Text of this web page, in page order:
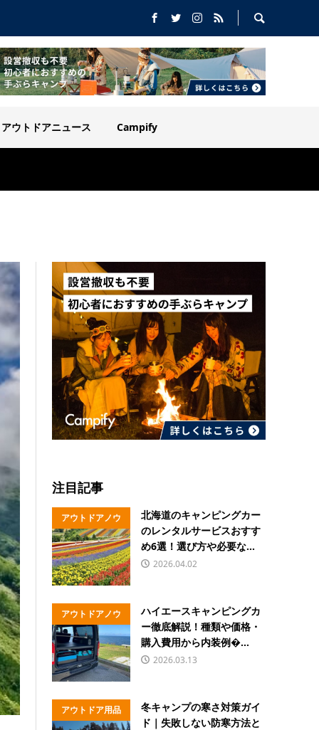
アウトドアニュース Campify
注目記事
アウトドアノウ
ハウ
北海道のキャンピングカー
のレンタルサービスおすす
め6選！選び方や必要な...
2026.04.02
アウトドアノウ
ハウ
ハイエースキャンピングカ
ー徹底解説！種類や価格・
購入費用から内装例�...
2026.03.13
アウトドア用品
冬キャンプの寒さ対策ガイ
ド｜失敗しない防寒方法と